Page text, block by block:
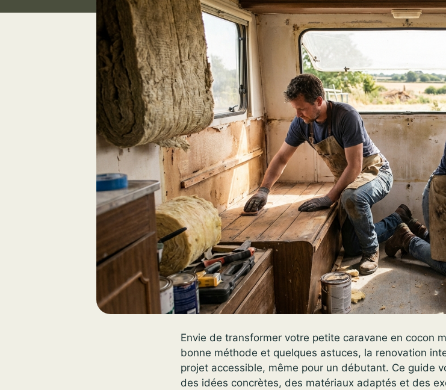
Envie de transformer votre petite caravane en cocon
bonne méthode et quelques astuces, la renovation
projet accessible, même pour un débutant. Ce guide
des idées concrètes, des matériaux adaptés et des